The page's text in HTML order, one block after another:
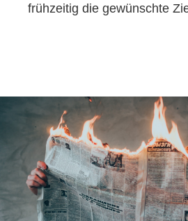
frühzeitig die gewünschte